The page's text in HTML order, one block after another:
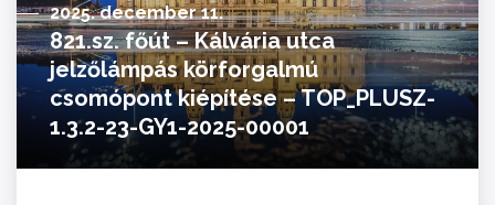
2025. december 11.
821.sz. főút – Kálvária utca
jelzőlámpás körforgalmú
csomópont kiépítése – TOP_PLUSZ-
1.3.2-23-GY1-2025-00001